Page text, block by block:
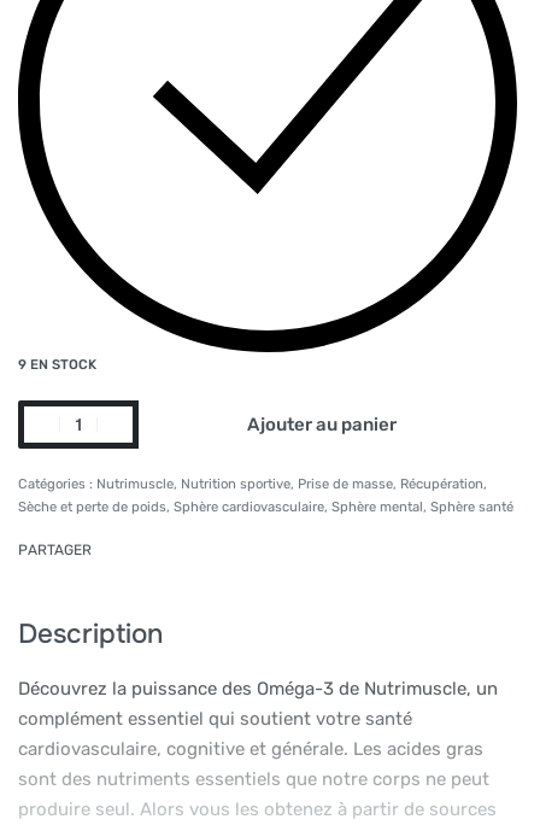
9 EN STOCK
Ajouter au panier
Catégories : Nutrimuscle, Nutrition sportive, Prise de masse, Récupération,
Sèche et perte de poids, Sphère cardiovasculaire, Sphère mental, Sphère santé
PARTAGER
Description
Découvrez la puissance des Oméga-3 de Nutrimuscle, un
complément essentiel qui soutient votre santé
cardiovasculaire, cognitive et générale. Les acides gras
sont des nutriments essentiels que notre corps ne peut
produire seul. Alors vous les obtenez à partir de sources